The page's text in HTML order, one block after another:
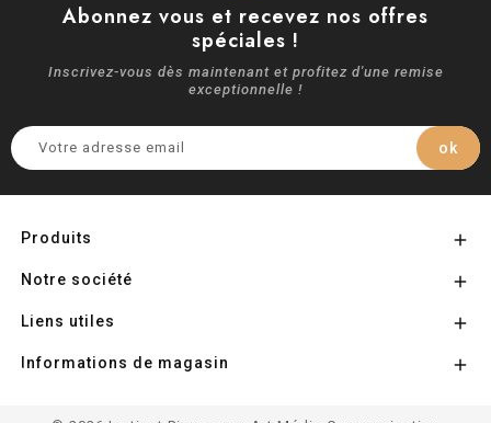
Abonnez vous et recevez nos offres
spéciales !
Inscrivez-vous dès maintenant et profitez d'une remise
exceptionnelle !
Produits 
Notre société 
Liens utiles 
Informations de magasin 